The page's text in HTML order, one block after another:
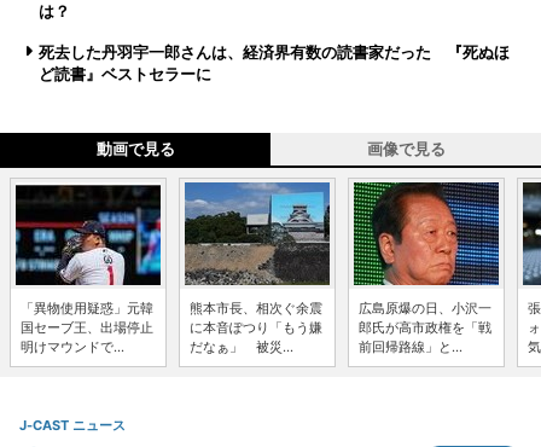
は？
死去した丹羽宇一郎さんは、経済界有数の読書家だった 『死ぬほ
ど読書』ベストセラーに
動画で見る 画像で見る
「異物使用疑惑」元韓
国セーブ王、出場停止
明けマウンドで...
熊本市長、相次ぐ余震
に本音ぽつり「もう嫌
だなぁ」 被災...
広島原爆の日、小沢一
郎氏が高市政権を「戦
前回帰路線」と...
J-CAST ニュース